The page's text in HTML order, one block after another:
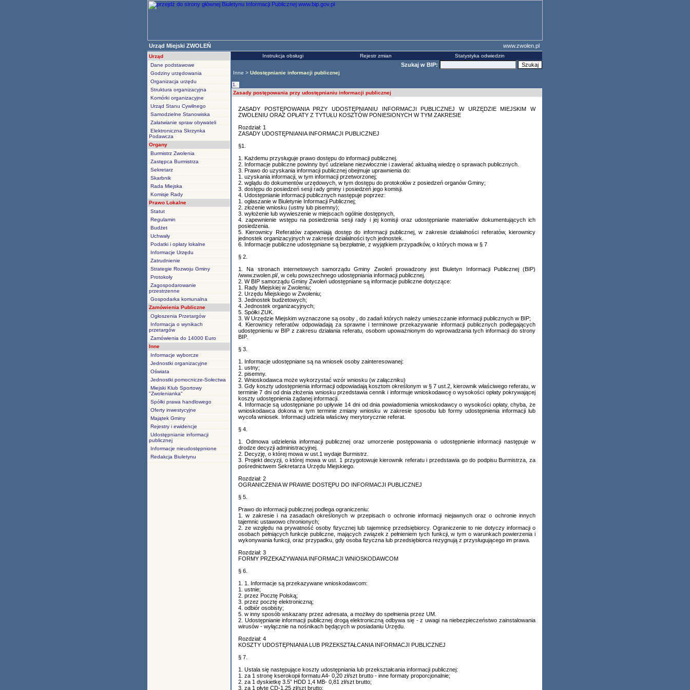
Urząd Miejski ZWOLEŃ www.zwolen.pl
Urząd
Dane podstawowe
Godziny urzędowania
Organizacja urzędu
Struktura organizacyjna
Komórki organizacyjne
Urząd Stanu Cywilnego
Samodzielne Stanowiska
Załatwianie spraw obywateli
Elektroniczna Skrzynka
Podawcza
Organy
Burmistrz Zwolenia
Zastępca Burmistrza
Sekretarz
Skarbnik
Rada Miejska
Komisje Rady
Prawo Lokalne
Statut
Regulamin
Budżet
Uchwały
Podatki i opłaty lokalne
Informacje Urzędu
Zatrudnienie
Strategie Rozwoju Gminy
Protokoły
Zagospodarowanie
przestrzenne
Gospodarka komunalna
Zamówienia Publiczne
Ogłoszenia Przetargów
Informacja o wynikach
przetargów
Zamówienia do 14000 Euro
Inne
Informacje wyborcze
Jednostki organizacyjne
Oświata
Jednostki pomocnicze-Sołectwa
Miejski Klub Sportowy
"Zwolenianka"
Spółki prawa handlowego
Oferty inwestycyjne
Majątek Gminy
Rejestry i ewidencje
Udostępnianie informacji
publicznej
Informacje nieudostępnione
Redakcja Biuletynu
Instrukcja obsługi Rejestr zmian Statystyka odwiedzin
Szukaj w BIP:
Inne > Udostępnianie informacji publicznej
1.
Zasady postępowania przy udostępnianiu informacji publicznej
ZASADY POSTĘPOWANIA PRZY UDOSTĘPNIANIU INFORMACJI PUBLICZNEJ W URZĘDZIE MIEJSKIM W
ZWOLENIU ORAZ OPŁATY Z TYTUŁU KOSZTÓW PONIESIONYCH W TYM ZAKRESIE
Rozdział: 1
ZASADY UDOSTĘPNIANIA INFORMACJI PUBLICZNEJ
§1.
1. Każdemu przysługuje prawo dostępu do informacji publicznej.
2. Informacje publiczne powinny być udzielane niezwłocznie i zawierać aktualną wiedzę o sprawach publicznych.
3. Prawo do uzyskania informacji publicznej obejmuje uprawnienia do:
1. uzyskania informacji, w tym informacji przetworzonej;
2. wglądu do dokumentów urzędowych, w tym dostępu do protokołów z posiedzeń organów Gminy;
3. dostępu do posiedzeń sesji rady gminy i posiedzeń jego komisji.
4. Udostępnianie informacji publicznych następuje poprzez:
1. ogłaszanie w Biuletynie Informacji Publicznej;
2. złożenie wniosku (ustny lub pisemny);
3. wyłożenie lub wywieszenie w miejscach ogólnie dostępnych,
4. zapewnienie wstępu na posiedzenia sesji rady i jej komisji oraz udostępnianie materiałów dokumentujących ich
posiedzenia.
5. Kierownicy Referatów zapewniają dostęp do informacji publicznej, w zakresie działalności referatów, kierownicy
jednostek organizacyjnych w zakresie działalności tych jednostek.
6. Informacje publiczne udostępniane są bezpłatnie, z wyjątkiem przypadków, o których mowa w § 7
§ 2.
1. Na stronach internetowych samorządu Gminy Zwoleń prowadzony jest Biuletyn Informacji Publicznej (BIP)
/www.zwolen.pl/, w celu powszechnego udostępniania informacji publicznej.
2. W BIP samorządu Gminy Zwoleń udostępniane są informacje publiczne dotyczące:
1. Rady Miejskiej w Zwoleniu;
2. Urzędu Miejskiego w Zwoleniu;
3. Jednostek budżetowych;
4. Jednostek organizacyjnych;
5. Spółki ZUK.
3. W Urzędzie Miejskim wyznaczone są osoby , do zadań których należy umieszczanie informacji publicznych w BIP;
4. Kierownicy referatów odpowiadają za sprawne i terminowe przekazywanie informacji publicznych podlegających
udostępnieniu w BIP z zakresu działania referatu, osobom upoważnionym do wprowadzania tych informacji do strony
BIP.
§ 3.
1. Informacje udostępniane są na wniosek osoby zainteresowanej:
1. ustny;
2. pisemny.
2. Wnioskodawca może wykorzystać wzór wniosku (w załączniku)
3. Gdy koszty udostępnienia informacji odpowiadają kosztom określonym w § 7 ust.2, kierownik właściwego referatu, w
terminie 7 dni od dnia złożenia wniosku przedstawia cennik i informuje wnioskodawcę o wysokości opłaty pokrywającej
koszty udostępnienia żądanej informacji.
4. Informacje są udostępniane po upływie 14 dni od dnia powiadomienia wnioskodawcy o wysokości opłaty, chyba, że
wnioskodawca dokona w tym terminie zmiany wniosku w zakresie sposobu lub formy udostępnienia informacji lub
wycofa wniosek. Informacji udziela właściwy merytorycznie referat.
§ 4.
1. Odmowa udzielenia informacji publicznej oraz umorzenie postępowania o udostępnienie informacji następuje w
drodze decyzji administracyjnej.
2. Decyzję, o której mowa w ust.1 wydaje Burmistrz.
3. Projekt decyzji, o której mowa w ust. 1 przygotowuje kierownik referatu i przedstawia go do podpisu Burmistrza, za
pośrednictwem Sekretarza Urzędu Miejskiego.
Rozdział: 2
OGRANICZENIA W PRAWIE DOSTĘPU DO INFORMACJI PUBLICZNEJ
§ 5.
Prawo do informacji publicznej podlega ograniczeniu:
1. w zakresie i na zasadach określonych w przepisach o ochronie informacji niejawnych oraz o ochronie innych
tajemnic ustawowo chronionych;
2. ze względu na prywatność osoby fizycznej lub tajemnicę przedsiębiorcy. Ograniczenie to nie dotyczy informacji o
osobach pełniących funkcje publiczne, mających związek z pełnieniem tych funkcji, w tym o warunkach powierzenia i
wykonywania funkcji, oraz przypadku, gdy osoba fizyczna lub przedsiębiorca rezygnują z przysługującego im prawa.
Rozdział: 3
FORMY PRZEKAZYWANIA INFORMACJI WNIOSKODAWCOM
§ 6.
1. 1. Informacje są przekazywane wnioskodawcom:
1. ustnie;
2. przez Pocztę Polską;
3. przez pocztę elektroniczną;
4. odbiór osobisty;
5. w inny sposób wskazany przez adresata, a możliwy do spełnienia przez UM.
2. Udostępnianie informacji publicznej drogą elektroniczną odbywa się - z uwagi na niebezpieczeństwo zainstalowania
wirusów - wyłącznie na nośnikach będących w posiadaniu Urzędu.
Rozdział: 4
KOSZTY UDOSTĘPNIANIA LUB PRZEKSZTAŁCANIA INFORMACJI PUBLICZNEJ
§ 7.
1. Ustala się następujące koszty udostępniania lub przekształcania informacji publicznej:
1. za 1 stronę kserokopii formatu A4- 0,20 zł/szt brutto - inne formaty proporcjonalnie;
2. za 1 dyskietkę 3.5” HDD 1,4 MB- 0,81 zł/szt brutto;
3. za 1 płytę CD-1,25 zł/szt brutto;